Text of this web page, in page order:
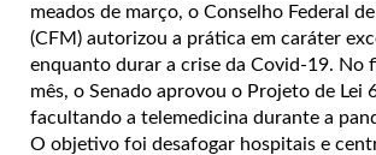
meados de março, o Conselho Federal
(CFM) autorizou a prática em caráter
enquanto durar a crise da Covid-19. No
mês, o Senado aprovou o Projeto de Lei
facultando a telemedicina durante a
O objetivo foi desafogar hospitais e